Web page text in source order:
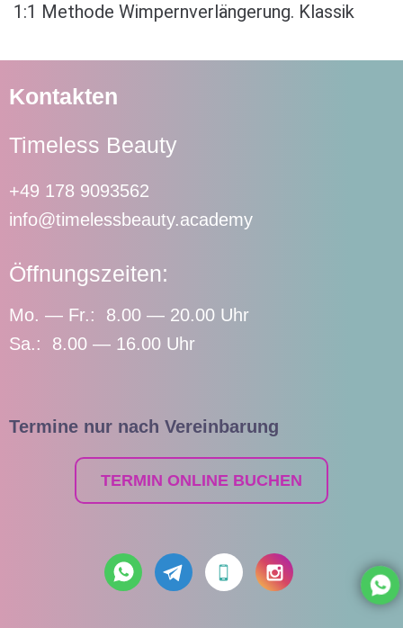
1:1 Methode Wimpernverlängerung. Klassik
Kontakten
Timeless Beauty
+49 178 9093562
info@timelessbeauty.academy
Öffnungszeiten:
Mo. — Fr.: 8.00 — 20.00 Uhr
Sa.: 8.00 — 16.00 Uhr
Termine nur nach Vereinbarung
TERMIN ONLINE BUCHEN